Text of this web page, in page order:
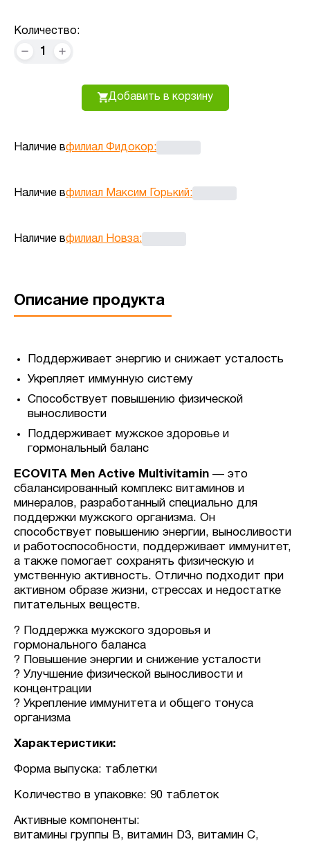
Количество:
1
Добавить в корзину
Наличие вфилиал Фидокор:
Наличие вфилиал Максим Горький:
Наличие вфилиал Новза:
Описание продукта
Поддерживает энергию и снижает усталость
Укрепляет иммунную систему
Способствует повышению физической
выносливости
Поддерживает мужское здоровье и
гормональный баланс
ECOVITA Men Active Multivitamin — это
сбалансированный комплекс витаминов и
минералов, разработанный специально для
поддержки мужского организма. Он
способствует повышению энергии, выносливости
и работоспособности, поддерживает иммунитет,
а также помогает сохранять физическую и
умственную активность. Отлично подходит при
активном образе жизни, стрессах и недостатке
питательных веществ.
? Поддержка мужского здоровья и
гормонального баланса
? Повышение энергии и снижение усталости
? Улучшение физической выносливости и
концентрации
? Укрепление иммунитета и общего тонуса
организма
Характеристики:
Форма выпуска: таблетки
Количество в упаковке: 90 таблеток
Активные компоненты:
витамины группы B, витамин D3, витамин C,